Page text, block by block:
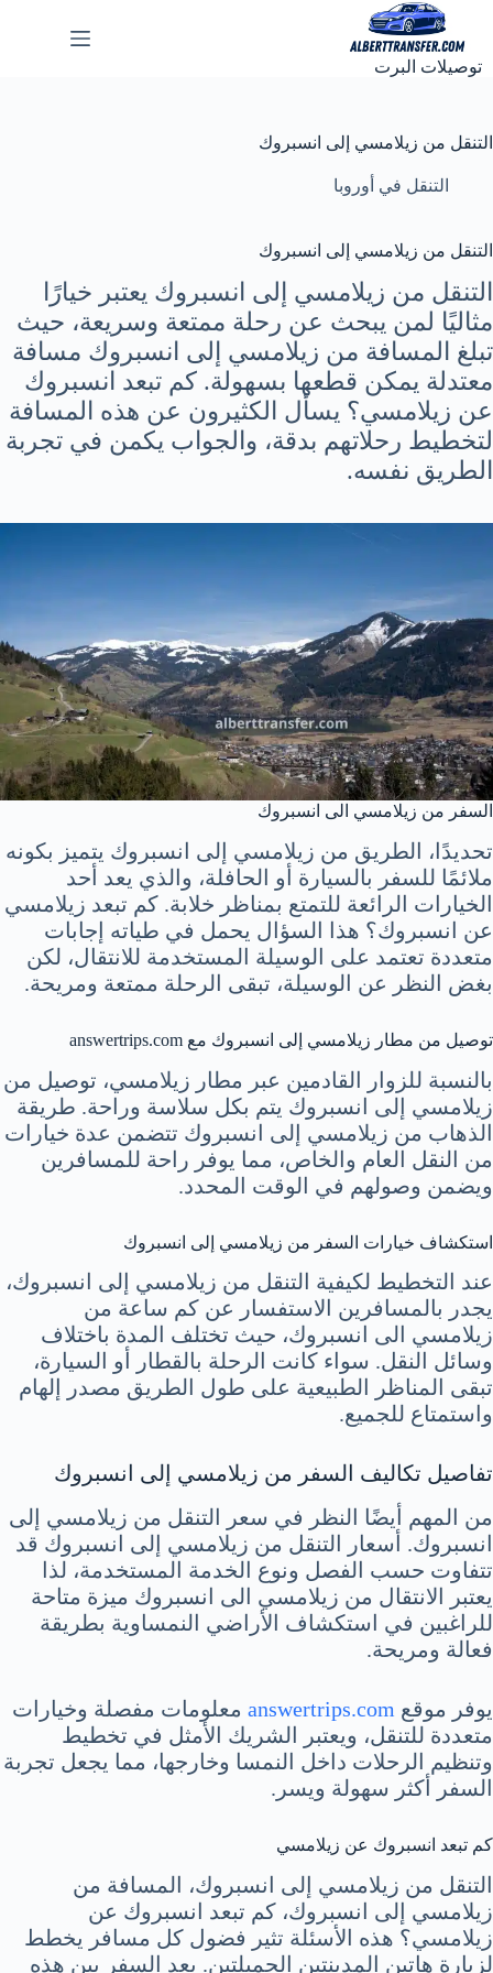
المحتوى
توصيلات البرت
التنقل من زيلامسي إلى انسبروك
التنقل في أوروبا
التنقل من زيلامسي إلى انسبروك
التنقل من زيلامسي إلى انسبروك يعتبر خيارًا
مثاليًا لمن يبحث عن رحلة ممتعة وسريعة، حيث
تبلغ المسافة من زيلامسي إلى انسبروك مسافة
معتدلة يمكن قطعها بسهولة. كم تبعد انسبروك
عن زيلامسي؟ يسأل الكثيرون عن هذه المسافة
لتخطيط رحلاتهم بدقة، والجواب يكمن في تجربة
الطريق نفسه.
السفر من زيلامسي الى انسبروك
تحديدًا، الطريق من زيلامسي إلى انسبروك يتميز بكونه
ملائمًا للسفر بالسيارة أو الحافلة، والذي يعد أحد
الخيارات الرائعة للتمتع بمناظر خلابة. كم تبعد زيلامسي
عن انسبروك؟ هذا السؤال يحمل في طياته إجابات
متعددة تعتمد على الوسيلة المستخدمة للانتقال، لكن
بغض النظر عن الوسيلة، تبقى الرحلة ممتعة ومريحة.
توصيل من مطار زيلامسي إلى انسبروك مع answertrips.com
بالنسبة للزوار القادمين عبر مطار زيلامسي، توصيل من
زيلامسي إلى انسبروك يتم بكل سلاسة وراحة. طريقة
الذهاب من زيلامسي إلى انسبروك تتضمن عدة خيارات
من النقل العام والخاص، مما يوفر راحة للمسافرين
ويضمن وصولهم في الوقت المحدد.
استكشاف خيارات السفر من زيلامسي إلى انسبروك
عند التخطيط لكيفية التنقل من زيلامسي إلى انسبروك،
يجدر بالمسافرين الاستفسار عن كم ساعة من
زيلامسي الى انسبروك، حيث تختلف المدة باختلاف
وسائل النقل. سواء كانت الرحلة بالقطار أو السيارة،
تبقى المناظر الطبيعية على طول الطريق مصدر إلهام
واستمتاع للجميع.
تفاصيل تكاليف السفر من زيلامسي إلى انسبروك
من المهم أيضًا النظر في سعر التنقل من زيلامسي إلى
انسبروك. أسعار التنقل من زيلامسي إلى انسبروك قد
تتفاوت حسب الفصل ونوع الخدمة المستخدمة، لذا
يعتبر الانتقال من زيلامسي الى انسبروك ميزة متاحة
للراغبين في استكشاف الأراضي النمساوية بطريقة
فعالة ومريحة.
يوفر موقع answertrips.com معلومات مفصلة وخيارات
متعددة للتنقل، ويعتبر الشريك الأمثل في تخطيط
وتنظيم الرحلات داخل النمسا وخارجها، مما يجعل تجربة
السفر أكثر سهولة ويسر.
كم تبعد انسبروك عن زيلامسي
التنقل من زيلامسي إلى انسبروك، المسافة من
زيلامسي إلى انسبروك، كم تبعد انسبروك عن
زيلامسي؟ هذه الأسئلة تثير فضول كل مسافر يخطط
لزيارة هاتين المدينتين الجميلتين. يعد السفر بين هذه